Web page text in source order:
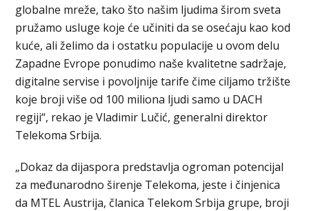
globalne mreže, tako što našim ljudima širom sveta
pružamo usluge koje će učiniti da se osećaju kao kod
kuće, ali želimo da i ostatku populacije u ovom delu
Zapadne Evrope ponudimo naše kvalitetne sadržaje,
digitalne servise i povoljnije tarife čime ciljamo tržište
koje broji više od 100 miliona ljudi samo u DACH
regiji“, rekao je Vladimir Lučić, generalni direktor
Telekoma Srbija.
„Dokaz da dijaspora predstavlja ogroman potencijal
za međunarodno širenje Telekoma, jeste i činjenica
da MTEL Austrija, članica Telekom Srbija grupe, broji